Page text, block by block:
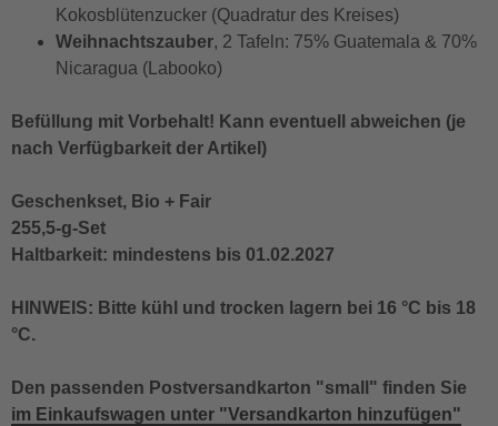
Kokosblütenzucker (Quadratur des Kreises)
Weihnachtszauber, 2 Tafeln: 75% Guatemala & 70%
Nicaragua (Labooko)
Befüllung mit Vorbehalt! Kann eventuell abweichen (je
nach Verfügbarkeit der Artikel)
Geschenkset, Bio + Fair
255,5-g-Set
Haltbarkeit: mindestens bis 01.02.2027
HINWEIS: Bitte kühl und trocken lagern bei 16 °C bis 18
°C.
Den passenden Postversandkarton "small" finden Sie
im Einkaufswagen unter "Versandkarton hinzufügen"